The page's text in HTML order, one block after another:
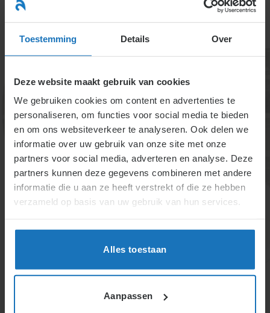
Toestemming Details Over
Deze website maakt gebruik van cookies
We gebruiken cookies om content en advertenties te
personaliseren, om functies voor social media te bieden
en om ons websiteverkeer te analyseren. Ook delen we
informatie over uw gebruik van onze site met onze
partners voor social media, adverteren en analyse. Deze
partners kunnen deze gegevens combineren met andere
informatie die u aan ze heeft verstrekt of die ze hebben
verzameld op basis van uw gebruik van hun services.
Alles toestaan
Aanpassen
naar
inhoud
5.1.1.4. De
zittingsperiode,
wijziging, einde
(lidmaatschap)
ondernemingsraad
De ondernemingsraad kent een zittingsperiode van
drie jaar, met uitzonderingen. Lidmaatschap eindigt
door ontslag, vrijwillige terugtreding of uitsluiting